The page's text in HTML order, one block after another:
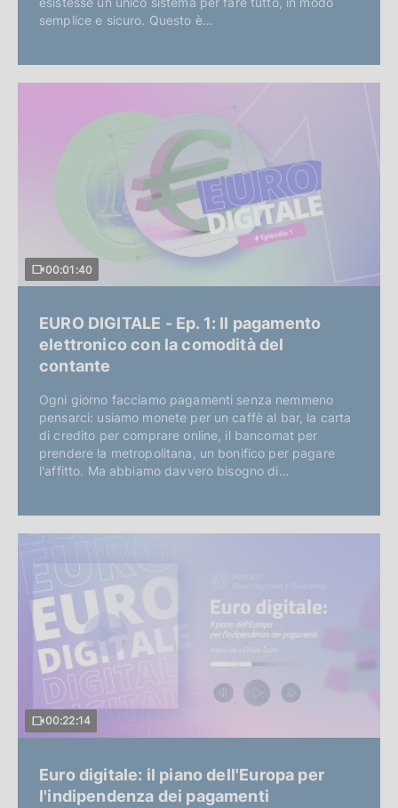
semplice e sicuro. Questo è…
00:01:40
EURO DIGITALE - Ep. 1: Il pagamento
elettronico con la comodità del
contante
Ogni giorno facciamo pagamenti senza nemmeno
pensarci: usiamo monete per un caffè al bar, la carta
di credito per comprare online, il bancomat per
prendere la metropolitana, un bonifico per pagare
l'affitto. Ma abbiamo davvero bisogno di…
00:22:14
Euro digitale: il piano dell'Europa per
l'indipendenza dei pagamenti